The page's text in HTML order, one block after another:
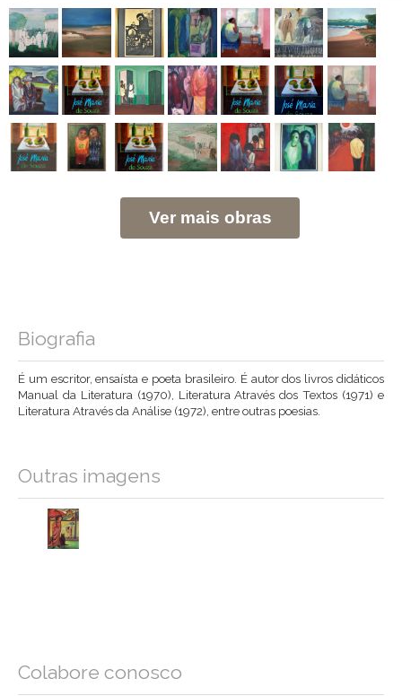
Ver mais obras
Biografia
É um escritor, ensaísta e poeta brasileiro. É autor dos livros didáticos
Manual da Literatura (1970), Literatura Através dos Textos (1971) e
Literatura Através da Análise (1972), entre outras poesias.
Outras imagens
Colabore conosco